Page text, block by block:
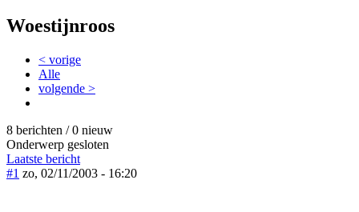
Woestijnroos
< vorige
Alle
volgende >
8 berichten / 0 nieuw
Onderwerp gesloten
Laatste bericht
#1 zo, 02/11/2003 - 16:20